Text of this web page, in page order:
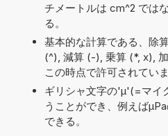
チメートルは cm^2 では
る。
基本的な計算である、除
(^), 減算 (-), 乗算 (*, x),
この時点で許可されてい
ギリシャ文字の'μ'(=マイ
うことができ、例えば
できる。